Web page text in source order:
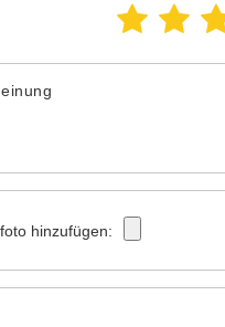
hinzufügen: